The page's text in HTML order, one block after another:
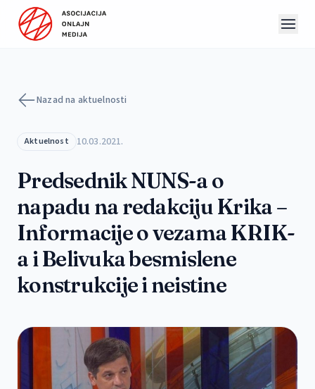
Preskoči na sadržaj
Nazad na aktuelnosti
Aktuelnost 10.03.2021.
Predsednik NUNS-a o
napadu na redakciju Krika –
Informacije o vezama KRIK-
a i Belivuka besmislene
konstrukcije i neistine